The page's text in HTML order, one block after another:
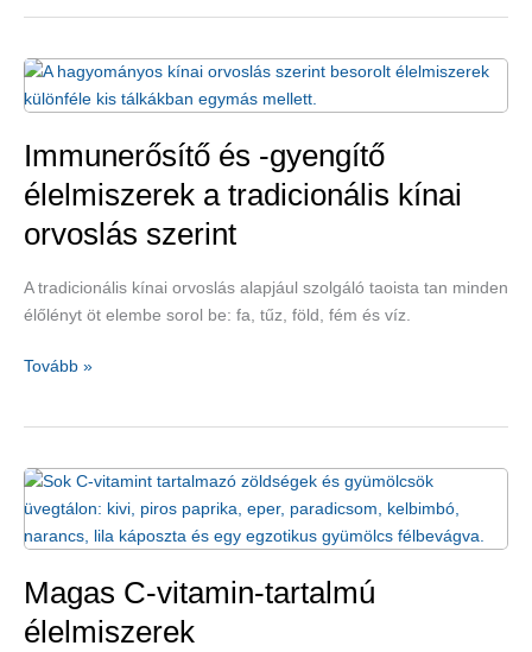
ősz
egyik
gyümölcsével,
szilvával!
Immunerősítő és -gyengítő
élelmiszerek a tradicionális kínai
orvoslás szerint
A tradicionális kínai orvoslás alapjául szolgáló taoista tan minden
élőlényt öt elembe sorol be: fa, tűz, föld, fém és víz.
Immunerősítő
élelmiszerek
a
tradicionális
orvoslás
szerint
Tovább »
Magas C-vitamin-tartalmú
élelmiszerek